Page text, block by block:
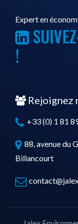
Expert en
!
Rejoignez
+33 (0) 1 81
88, avenue du
Billancourt